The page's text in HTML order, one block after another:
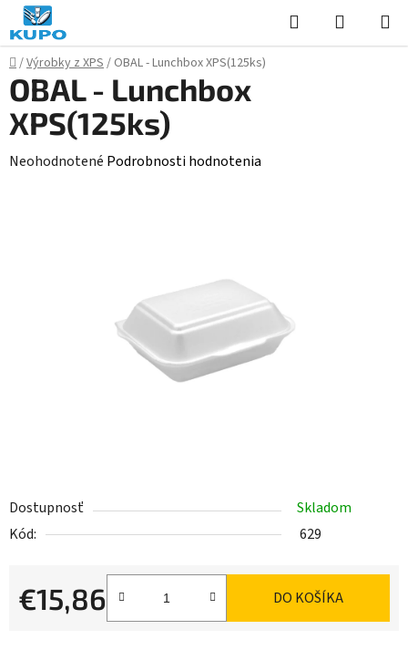
Prejsť
na
obsah
Hľadať
KOŠÍK
Domov
/Výrobky z XPS/ OBAL - Lunchbox XPS(125ks)
Dostupnosť
Skladom
Kód:
629
€15,86
Jednotková cena:
DO KOŠÍKA
OBAL - Lunchbox
XPS(125ks)
Priemerné
Neohodnotené Podrobnosti hodnotenia